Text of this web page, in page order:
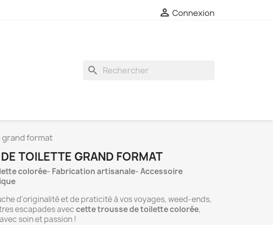
 Connexion
search
format
TOILETTE GRAND FORMAT
colorée- Fabrication artisanale- Accessoire
d'originalité et de praticité à vos voyages, weed-ends,
escapades aveccette trousse de toilette colorée,
soin et passion !